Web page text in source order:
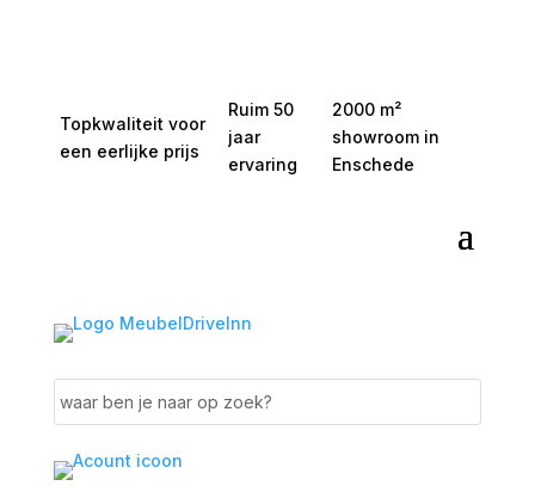
Topkwaliteit voor
een eerlijke prijs
Ruim 50
jaar
ervaring
2000 m²
showroom in
Enschede